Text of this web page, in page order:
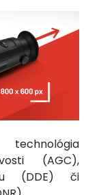
(AGC),
(DDE) či